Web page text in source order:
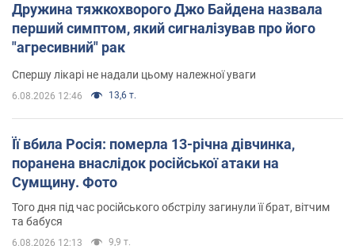
Дружина тяжкохворого Джо Байдена назвала
перший симптом, який сигналізував про його
"агресивний" рак
Спершу лікарі не надали цьому належної уваги
6.08.2026 12:46 13,6 т.
Її вбила Росія: померла 13-річна дівчинка,
поранена внаслідок російської атаки на
Сумщину. Фото
Того дня під час російського обстрілу загинули її брат, вітчим
та бабуся
6.08.2026 12:13 9,9 т.